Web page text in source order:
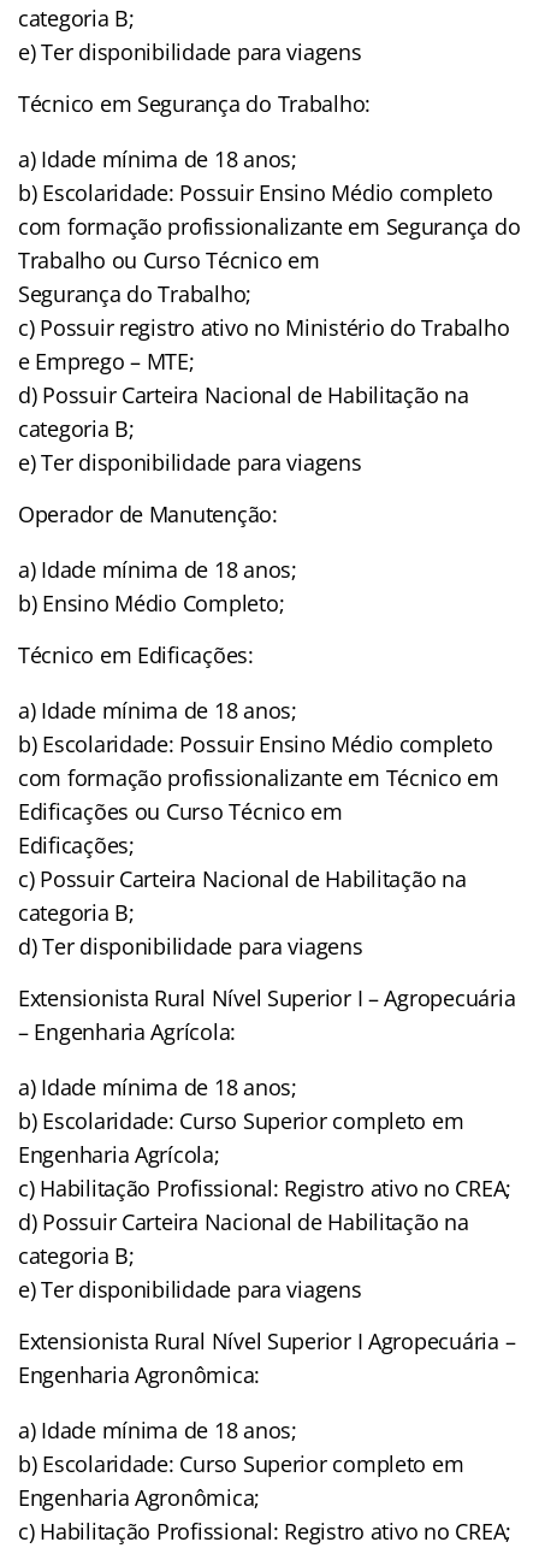
categoria B;
e) Ter disponibilidade para viagens
Técnico em Segurança do Trabalho:
a) Idade mínima de 18 anos;
b) Escolaridade: Possuir Ensino Médio completo
com formação profissionalizante em Segurança do
Trabalho ou Curso Técnico em
Segurança do Trabalho;
c) Possuir registro ativo no Ministério do Trabalho
e Emprego – MTE;
d) Possuir Carteira Nacional de Habilitação na
categoria B;
e) Ter disponibilidade para viagens
Operador de Manutenção:
a) Idade mínima de 18 anos;
b) Ensino Médio Completo;
Técnico em Edificações:
a) Idade mínima de 18 anos;
b) Escolaridade: Possuir Ensino Médio completo
com formação profissionalizante em Técnico em
Edificações ou Curso Técnico em
Edificações;
c) Possuir Carteira Nacional de Habilitação na
categoria B;
d) Ter disponibilidade para viagens
Extensionista Rural Nível Superior I – Agropecuária
– Engenharia Agrícola:
a) Idade mínima de 18 anos;
b) Escolaridade: Curso Superior completo em
Engenharia Agrícola;
c) Habilitação Profissional: Registro ativo no CREA;
d) Possuir Carteira Nacional de Habilitação na
categoria B;
e) Ter disponibilidade para viagens
Extensionista Rural Nível Superior I Agropecuária –
Engenharia Agronômica:
a) Idade mínima de 18 anos;
b) Escolaridade: Curso Superior completo em
Engenharia Agronômica;
c) Habilitação Profissional: Registro ativo no CREA;